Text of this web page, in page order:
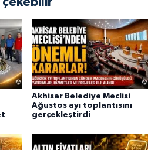
Akhisar Belediye Meclisi
Ağustos ayı toplantısını
gerçekleştirdi